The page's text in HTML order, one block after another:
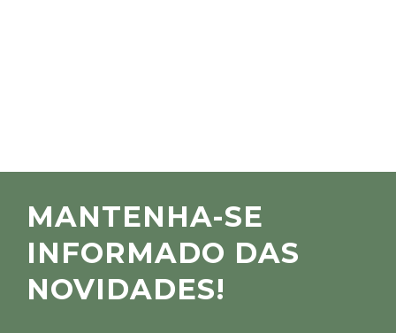
MANTENHA-SE
INFORMADO DAS
NOVIDADES!